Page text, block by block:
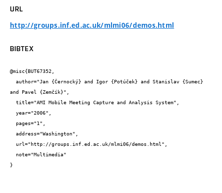
URL
http://groups.inf.ed.ac.uk/mlmi06/demos.html
BIBTEX
@misc{BUT67352,
and Pavel {Zemčík}",
}